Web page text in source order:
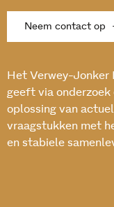
Neem contact op
Het Verwey-
geeft via onderzoek
oplossing van
vraagstukken met
en stabiele